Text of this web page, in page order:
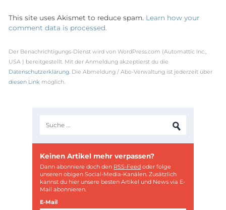
This site uses Akismet to reduce spam. Learn how your
comment data is processed.
Der Benachrichtigungs-Dienst wird von WordPress.com (Automattic Inc.,
USA ) bereitgestellt. Mit der Anmeldung akzeptierst du die
Datenschutzerklärung . Die Abmeldung / Abo-Verwaltung ist jederzeit über
diesen Link möglich.
Keinen Artikel mehr verpassen?
Dann abonniere doch den RSS-Feed oder folge
unseren obigen Social-Media-Kanälen. Zusätzlich
kannst du hier unsere besten Artikel und News via E-
Mail abonnieren.
E-Mail